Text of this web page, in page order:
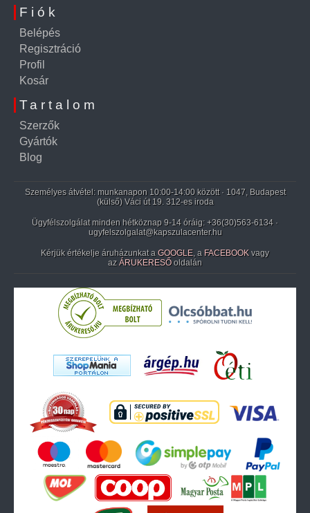
Fiók
Belépés
Regisztráció
Profil
Kosár
Tartalom
Szerzők
Gyártók
Blog
Személyes átvétel: munkanapon 10:00-14:00 között · 1047, Budapest
(külső) Váci út 19. 312-es iroda
Ügyfélszolgálat minden hétköznap 9-14 óráig: +36(30)563-6134 ·
ugyfelszolgalat@kapszulacenter.hu
Kérjük értékelje áruházunkat a GOOGLE, a FACEBOOK vagy
az ÁRUKERESŐ oldalán